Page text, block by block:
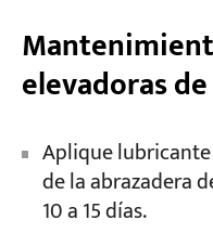
elevadoras
Aplique
de la abrazadera
10 a 15 días.